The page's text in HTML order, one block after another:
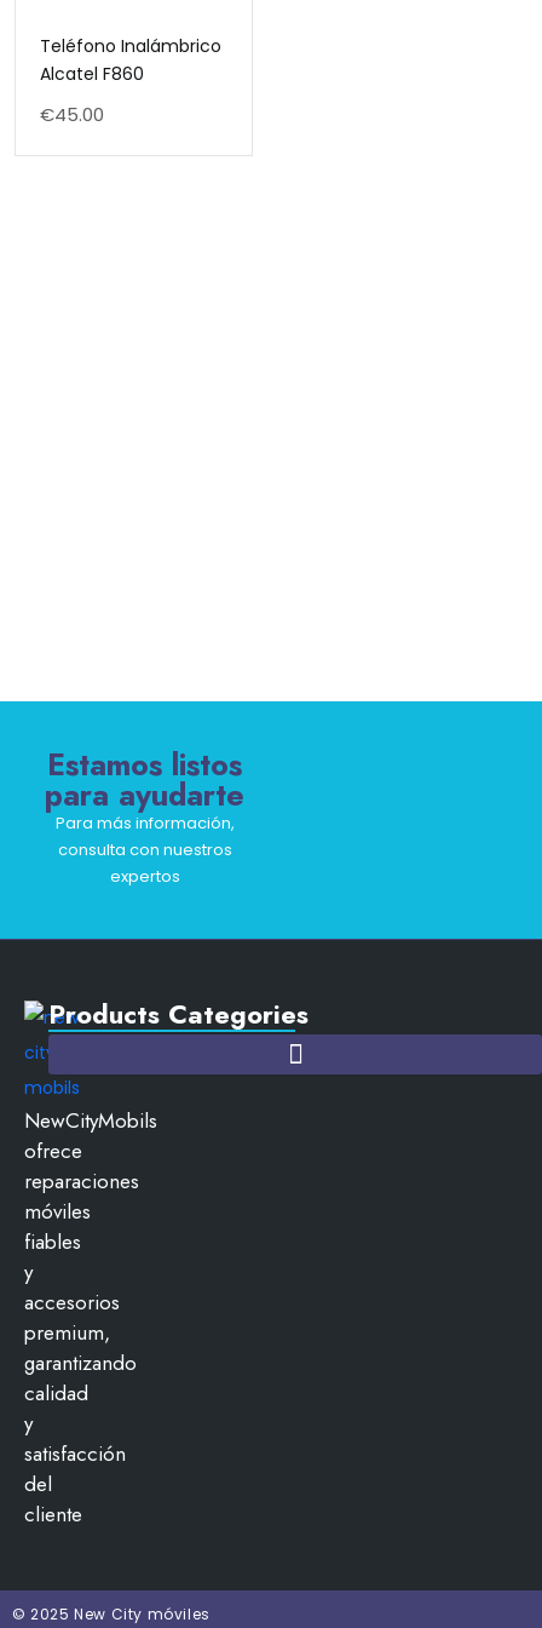
Teléfono Inalámbrico
Alcatel F860
€45.00
Estamos listos
para ayudarte
Para más información,
consulta con nuestros
expertos
NewCityMobils
ofrece
reparaciones
móviles
fiables
y
accesorios
premium,
garantizando
calidad
y
satisfacción
del
cliente
Products Categories
© 2025 New City móviles